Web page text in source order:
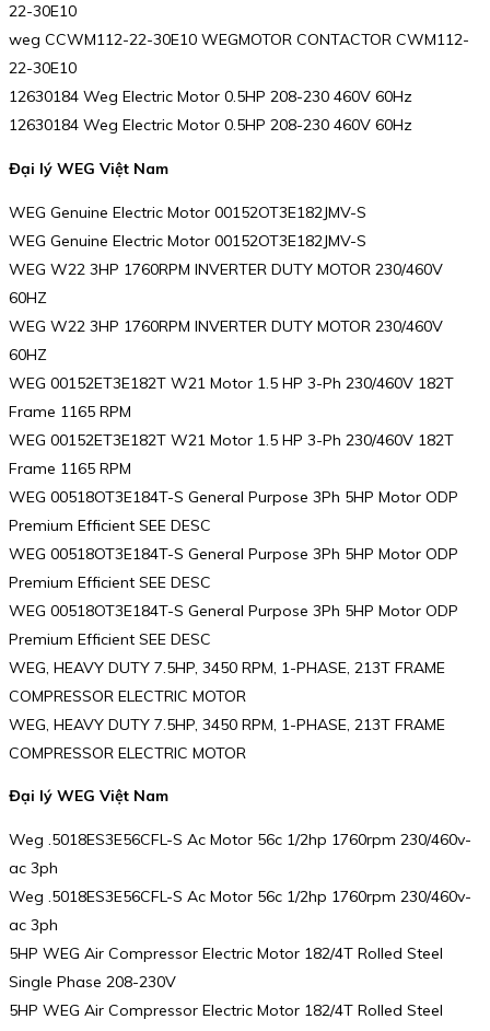
22-30E10
weg CCWM112-22-30E10 WEGMOTOR CONTACTOR CWM112-
22-30E10
12630184 Weg Electric Motor 0.5HP 208-230 460V 60Hz
12630184 Weg Electric Motor 0.5HP 208-230 460V 60Hz
Đại lý WEG Việt Nam
WEG Genuine Electric Motor 00152OT3E182JMV-S
WEG Genuine Electric Motor 00152OT3E182JMV-S
WEG W22 3HP 1760RPM INVERTER DUTY MOTOR 230/460V
60HZ
WEG W22 3HP 1760RPM INVERTER DUTY MOTOR 230/460V
60HZ
WEG 00152ET3E182T W21 Motor 1.5 HP 3-Ph 230/460V 182T
Frame 1165 RPM
WEG 00152ET3E182T W21 Motor 1.5 HP 3-Ph 230/460V 182T
Frame 1165 RPM
WEG 00518OT3E184T-S General Purpose 3Ph 5HP Motor ODP
Premium Efficient SEE DESC
WEG 00518OT3E184T-S General Purpose 3Ph 5HP Motor ODP
Premium Efficient SEE DESC
WEG 00518OT3E184T-S General Purpose 3Ph 5HP Motor ODP
Premium Efficient SEE DESC
WEG, HEAVY DUTY 7.5HP, 3450 RPM, 1-PHASE, 213T FRAME
COMPRESSOR ELECTRIC MOTOR
WEG, HEAVY DUTY 7.5HP, 3450 RPM, 1-PHASE, 213T FRAME
COMPRESSOR ELECTRIC MOTOR
Đại lý WEG Việt Nam
Weg .5018ES3E56CFL-S Ac Motor 56c 1/2hp 1760rpm 230/460v-
ac 3ph
Weg .5018ES3E56CFL-S Ac Motor 56c 1/2hp 1760rpm 230/460v-
ac 3ph
5HP WEG Air Compressor Electric Motor 182/4T Rolled Steel
Single Phase 208-230V
5HP WEG Air Compressor Electric Motor 182/4T Rolled Steel